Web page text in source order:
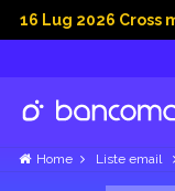
Cross
Home Liste email